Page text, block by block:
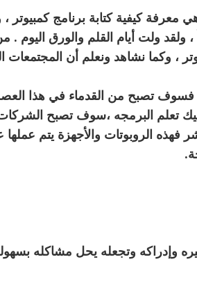
معرفة كيفية كتابة برنامج كمبيوتر
ولت أيام القلم والورق اليوم
، وكما نشاهد ونعلم أن المجتمعات
فسوف تصبح من القدماء في هذا
تعلم البرمجه ،سوف تصبح
فهذه الروبوتات والأجهزة يتم
وإدراكه وتجعله يحل مشاكله